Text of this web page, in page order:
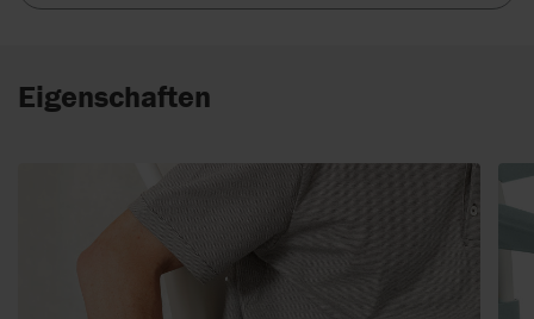
Eigenschaften